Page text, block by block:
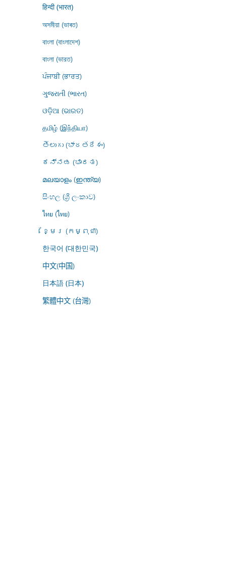
हिन्दी (भारत)
অসমীয়া (ভাৰত)
বাংলা (বাংলাদেশ)
বাংলা (ভারত)
ਪੰਜਾਬੀ (ਭਾਰਤ)
ગુજરાતી (ભારત)
ଓଡ଼ିଆ (ଭାରତ)
தமிழ் (இந்தியா)
తెలుగు (భారతదేశం)
ಕನ್ನಡ (ಭಾರತ)
മലയാളം (ഇന്ത്യ)
සිංහල (ශ්‍රී ලංකාව)
ไทย (ไทย)
ខ្មែរ (កម្ពុជា)
한국어 (대한민국)
中文(中国)
日本語 (日本)
繁體中文 (台灣)